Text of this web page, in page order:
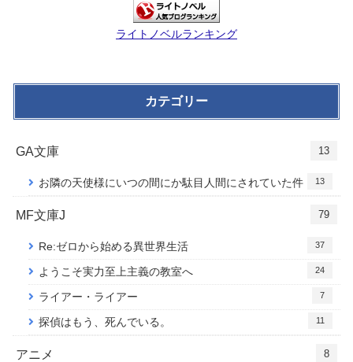
ライトノベルランキング
カテゴリー
GA文庫 13
お隣の天使様にいつの間にか駄目人間にされていた件 13
MF文庫J 79
Re:ゼロから始める異世界生活 37
ようこそ実力至上主義の教室へ 24
ライアー・ライアー 7
探偵はもう、死んでいる。 11
アニメ 8